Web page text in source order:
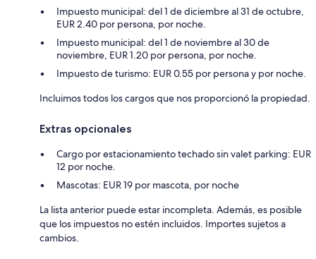
Impuesto municipal: del 1 de diciembre al 31 de octubre,
EUR 2.40 por persona, por noche.
Impuesto municipal: del 1 de noviembre al 30 de
noviembre, EUR 1.20 por persona, por noche.
Impuesto de turismo: EUR 0.55 por persona y por noche.
Incluimos todos los cargos que nos proporcionó la propiedad.
Extras opcionales
Cargo por estacionamiento techado sin valet parking: EUR
12 por noche.
Mascotas: EUR 19 por mascota, por noche
La lista anterior puede estar incompleta. Además, es posible
que los impuestos no estén incluidos. Importes sujetos a
cambios.